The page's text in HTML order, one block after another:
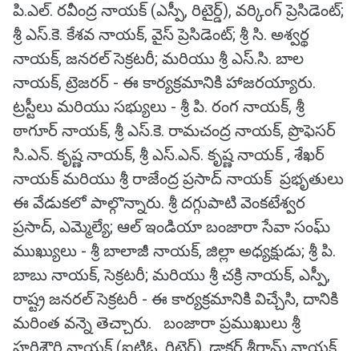
పి.ఎల్. రవీంద్ర నాయక్ (ఎస్పీ, రిటైర్డ్), వర్కింగ్ ప్రెసిడెంట్;
శ్రీ ఎస్.కె. కేశవ నాయక్, వైస్ ప్రెసిడెంట్; శ్రీ సి. అశ్వర్థ
నాయక్, జనరల్ సెక్రటరీ; మరియు శ్రీ ఎస్.సి. బాల
నాయక్, ట్రెజరర్ - ఈ కార్యక్రమానికి హాజరయ్యారు.
ట్రస్టీలు మరియు సభ్యులు - శ్రీ పి. రంగ నాయక్, శ్రీ
ఠాగూర్ నాయక్, శ్రీ ఎస్.కె. రామచంద్ర నాయక్, ప్రొఫెసర్
సి.ఎన్. కృష్ణ నాయక్, శ్రీ ఎస్.ఎన్. కృష్ణ నాయక్ , శేఖర్
నాయక్ మరియు శ్రీ రాజేంద్ర ప్రసాద్ నాయక్ ప్రభృతులు
ఈ వేడుకలో పాల్గొన్నారు. శ్రీ దగ్గుపాటి వెంకటేశ్వర
ప్రసాద్, ఎమ్మెల్యే; ఆల్ ఇండియా బంజారా సేవా సంఘ్
ముఖ్యులు - శ్రీ బాలాజీ నాయక్, జిల్లా అధ్యక్షుడు; శ్రీ పి.
బాబు నాయక్, సెక్రటరీ; మరియు శ్రీ చక్రి నాయక్, ఎస్పీ,
రాష్ట్ర జనరల్ సెక్రటరీ - ఈ కార్యక్రమానికి విచ్చేసి, దానికి
మరింత వన్నె తెచ్చారు. బంజారా ప్రముఖులు శ్రీ
హరిశౌరి నాయక్ (ఐటిఓ, రిటైర్డ్), డాక్టర్ శ్రీరామ్ నాయక్,